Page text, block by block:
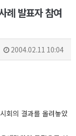
례 발표자 참여
2004.02.11 10:04
회의 결과를 올려놓았